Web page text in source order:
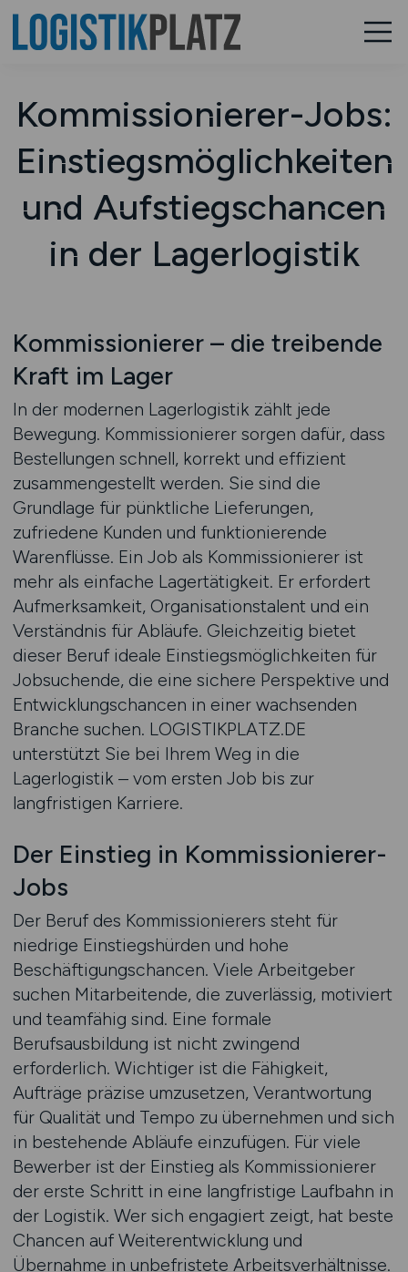
Kommissionierer-Jobs:
Einstiegsmöglichkeiten
und Aufstiegschancen
in der Lagerlogistik
Kommissionierer – die treibende
Kraft im Lager
In der modernen Lagerlogistik zählt jede
Bewegung. Kommissionierer sorgen dafür, dass
Bestellungen schnell, korrekt und effizient
zusammengestellt werden. Sie sind die
Grundlage für pünktliche Lieferungen,
zufriedene Kunden und funktionierende
Warenflüsse. Ein Job als Kommissionierer ist
mehr als einfache Lagertätigkeit. Er erfordert
Aufmerksamkeit, Organisationstalent und ein
Verständnis für Abläufe. Gleichzeitig bietet
dieser Beruf ideale Einstiegsmöglichkeiten für
Jobsuchende, die eine sichere Perspektive und
Entwicklungschancen in einer wachsenden
Branche suchen. LOGISTIKPLATZ.DE
unterstützt Sie bei Ihrem Weg in die
Lagerlogistik – vom ersten Job bis zur
langfristigen Karriere.
Der Einstieg in Kommissionierer-
Jobs
Der Beruf des Kommissionierers steht für
niedrige Einstiegshürden und hohe
Beschäftigungschancen. Viele Arbeitgeber
suchen Mitarbeitende, die zuverlässig, motiviert
und teamfähig sind. Eine formale
Berufsausbildung ist nicht zwingend
erforderlich. Wichtiger ist die Fähigkeit,
Aufträge präzise umzusetzen, Verantwortung
für Qualität und Tempo zu übernehmen und sich
in bestehende Abläufe einzufügen. Für viele
Bewerber ist der Einstieg als Kommissionierer
der erste Schritt in eine langfristige Laufbahn in
der Logistik. Wer sich engagiert zeigt, hat beste
Chancen auf Weiterentwicklung und
Übernahme in unbefristete Arbeitsverhältnisse.